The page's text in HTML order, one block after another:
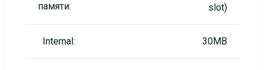
памяти:
slot)
Internal: 30MB